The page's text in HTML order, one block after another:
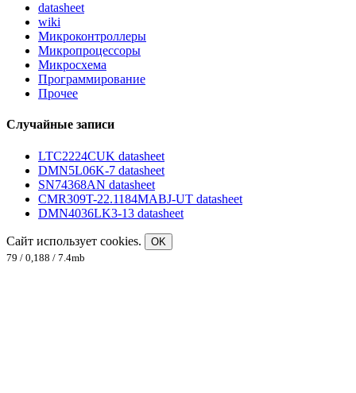
datasheet
wiki
Микроконтроллеры
Микропроцессоры
Микросхема
Программирование
Прочее
Случайные записи
LTC2224CUK datasheet
DMN5L06K-7 datasheet
SN74368AN datasheet
CMR309T-22.1184MABJ-UT datasheet
DMN4036LK3-13 datasheet
Сайт использует cookies.
OK
79 / 0,188 / 7.4mb